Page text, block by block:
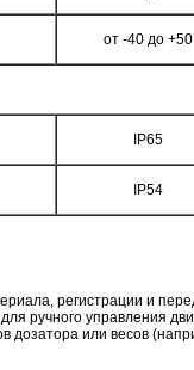
от -40 до +50
IP65
IP54
регистрации и
ручного управления
или весов